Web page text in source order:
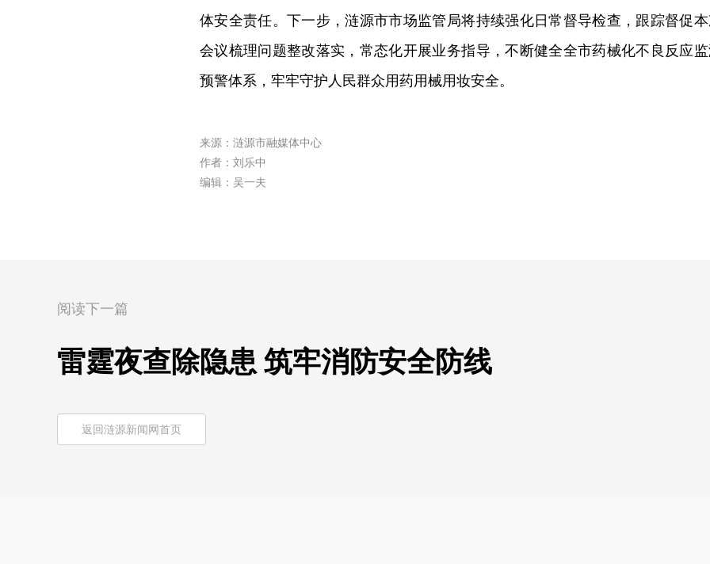
体安全责任。下一步，涟源市市场监管局将持续强化日常督导检查，跟踪督促本
会议梳理问题整改落实，常态化开展业务指导，不断健全全市药械化不良反应监
预警体系，牢牢守护人民群众用药用械用妆安全。
来源：涟源市融媒体中心
作者：刘乐中
编辑：吴一夫
阅读下一篇
雷霆夜查除隐患 筑牢消防安全防线
返回涟源新闻网首页